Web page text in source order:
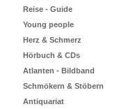
Reise - Guide
Young people
Herz & Schmerz
Hörbuch & CDs
Atlanten - Bildband
Schmökern & Stöbern
Antiquariat